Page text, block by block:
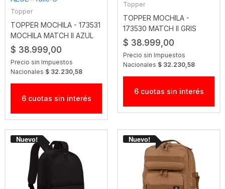
Topper
TOPPER MOCHILA - 173531
MOCHILA MATCH II AZUL
$ 38.999,00
Precio sin Impuestos
Nacionales $ 32.230,58
6 cuotas sin interés
Topper
TOPPER MOCHILA -
173530 MATCH II GRIS
$ 38.999,00
Precio sin Impuestos
Nacionales $ 32.230,58
6 cuotas sin interés